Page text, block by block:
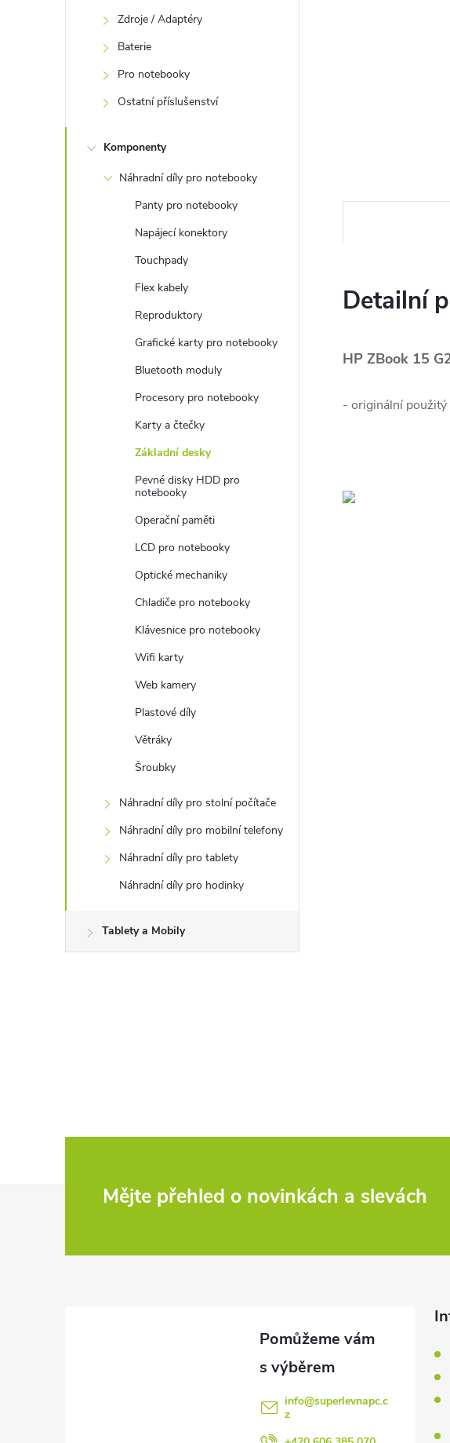
Zdroje / Adaptéry
Baterie
Pro notebooky
Ostatní příslušenství
Komponenty
Náhradní díly pro notebooky
Panty pro notebooky
Napájecí konektory
Touchpady
Flex kabely
Reproduktory
Grafické karty pro notebooky
Bluetooth moduly
Procesory pro notebooky
Karty a čtečky
Základní desky
Pevné disky HDD pro
notebooky
Operační paměti
LCD pro notebooky
Optické mechaniky
Chladiče pro notebooky
Klávesnice pro notebooky
Wifi karty
Web kamery
Plastové díly
Větráky
Šroubky
Náhradní díly pro stolní počítače
Náhradní díly pro mobilní telefony
Náhradní díly pro tablety
Náhradní díly pro hodinky
Tablety a Mobily
Detailní
HP ZBook 15
- originální použitý
Mějte přehled o novinkách a slevách
info@superlevnapc.c
z